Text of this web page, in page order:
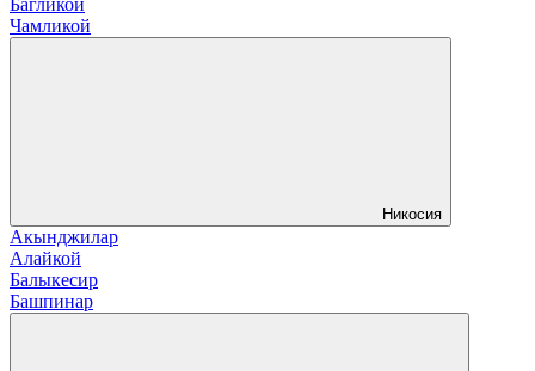
Багликой
Чамликой
Никосия
Акынджилар
Алайкой
Балыкесир
Башпинар